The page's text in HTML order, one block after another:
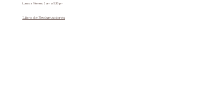
Lunes a Viernes: 8 am a 5:30 pm
Libro de Reclamaciones